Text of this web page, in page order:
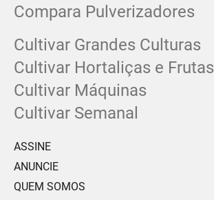
Compara Pulverizadores
Cultivar Grandes Culturas
Cultivar Hortaliças e Frutas
Cultivar Máquinas
Cultivar Semanal
ASSINE
ANUNCIE
QUEM SOMOS